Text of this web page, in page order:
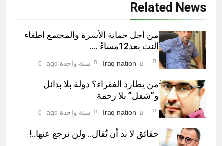
Related News
من أجل حماية الأسرة والمجتمع اطفاء
النت بعد12مساءً ….
Iraq nation سنة واحدة ago 0
من يطارد الفقراء؟ دولة بلا بدائل
و”شفل” بلا رحمة
Iraq nation سنة واحدة ago 0
حقائق لا بد أن تُقال.. ولن نرجع عنها..!